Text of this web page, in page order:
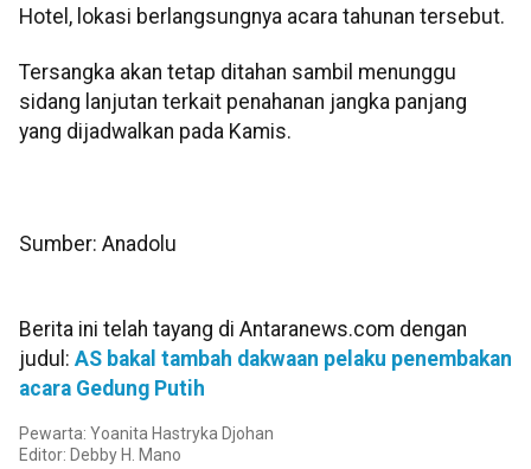
Hotel, lokasi berlangsungnya acara tahunan tersebut.
Tersangka akan tetap ditahan sambil menunggu
sidang lanjutan terkait penahanan jangka panjang
yang dijadwalkan pada Kamis.
Sumber: Anadolu
Berita ini telah tayang di Antaranews.com dengan
judul: AS bakal tambah dakwaan pelaku penembakan
acara Gedung Putih
Pewarta: Yoanita Hastryka Djohan
Editor: Debby H. Mano